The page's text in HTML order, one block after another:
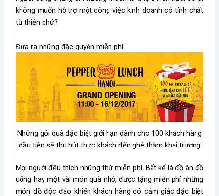
không muốn hỗ trợ một công việc kinh doanh có tính chất
từ thiện chứ?
Đưa ra những đặc quyền miễn phí
Những gói quà đặc biệt giới hạn dành cho 100 khách hàng
đầu tiên sẽ thu hút thực khách đến ghé thăm khai trương
Mọi người đều thích những thứ miễn phí. Bất kể là đồ ăn đồ
uống hay một vài món quà nhỏ, được tặng miễn phí những
món đồ độc đáo khiến khách hàng có cảm giác đặc biệt